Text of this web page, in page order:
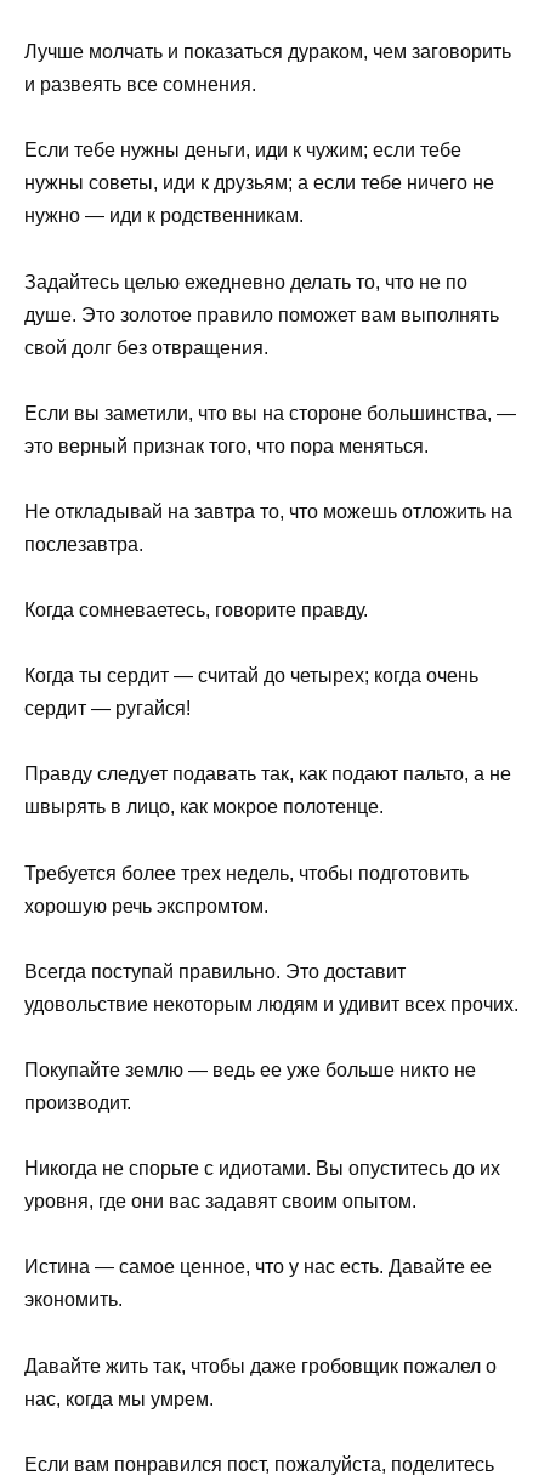
Лучше молчать и показаться дураком, чем заговорить
и развеять все сомнения.
Если тебе нужны деньги, иди к чужим; если тебе
нужны советы, иди к друзьям; а если тебе ничего не
нужно — иди к родственникам.
Задайтесь целью ежедневно делать то, что не по
душе. Это золотое правило поможет вам выполнять
свой долг без отвращения.
Если вы заметили, что вы на стороне большинства, —
это верный признак того, что пора меняться.
Не откладывай на завтра то, что можешь отложить на
послезавтра.
Когда сомневаетесь, говорите правду.
Когда ты сердит — считай до четырех; когда очень
сердит — ругайся!
Правду следует подавать так, как подают пальто, а не
швырять в лицо, как мокрое полотенце.
Требуется более трех недель, чтобы подготовить
хорошую речь экспромтом.
Всегда поступай правильно. Это доставит
удовольствие некоторым людям и удивит всех прочих.
Покупайте землю — ведь ее уже больше никто не
производит.
Никогда не спорьте с идиотами. Вы опуститесь до их
уровня, где они вас задавят своим опытом.
Истина — самое ценное, что у нас есть. Давайте ее
экономить.
Давайте жить так, чтобы даже гробовщик пожалел о
нас, когда мы умрем.
Если вам понравился пост, пожалуйста, поделитесь